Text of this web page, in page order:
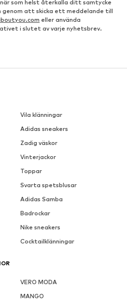
när som helst återkalla ditt samtycke
genom att skicka ett meddelande till
eller använda
i slutet av varje nyhetsbrev.
Vila klänningar
Adidas sneakers
Zadig väskor
Vinterjackor
Toppar
Svarta spetsblusar
Adidas Samba
Badrockar
Nike sneakers
Cocktailklänningar
VERO MODA
MANGO